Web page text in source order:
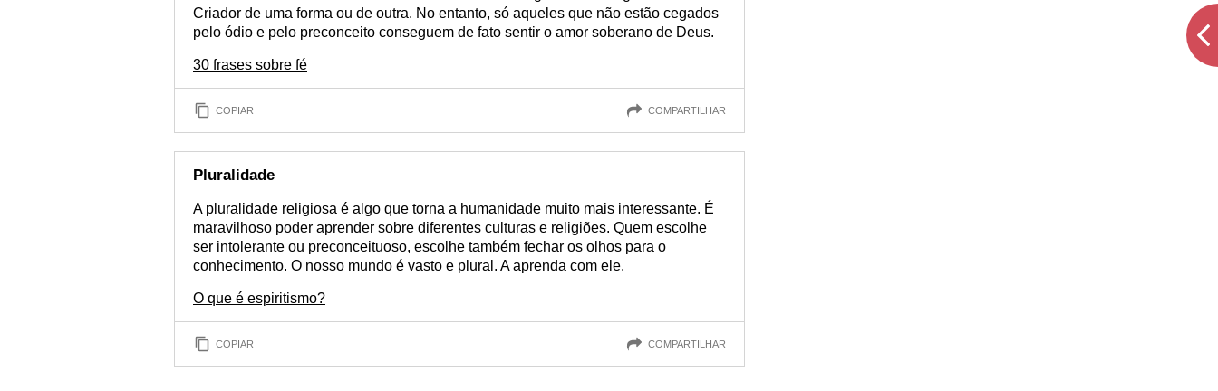
Criador de uma forma ou de outra. No entanto, só aqueles que não estão cegados
pelo ódio e pelo preconceito conseguem de fato sentir o amor soberano de Deus.
30 frases sobre fé
COPIAR COMPARTILHAR
Pluralidade
A pluralidade religiosa é algo que torna a humanidade muito mais interessante. É
maravilhoso poder aprender sobre diferentes culturas e religiões. Quem escolhe
ser intolerante ou preconceituoso, escolhe também fechar os olhos para o
conhecimento. O nosso mundo é vasto e plural. A aprenda com ele.
O que é espiritismo?
COPIAR COMPARTILHAR